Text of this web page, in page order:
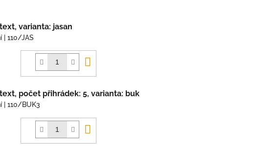
varianta: jasan
| 110/JAS
košíku
počet přihrádek: 5, varianta: buk
| 110/BUK3
košíku